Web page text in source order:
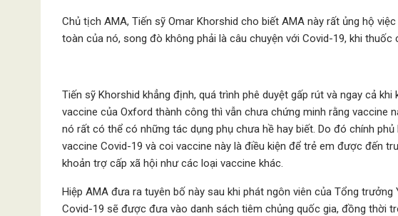
Chủ tịch AMA, Tiến sỹ Omar Khorshid cho biết AMA này rất ủng hộ
toàn của nó, song đò không phải là câu chuyện với Covid-19, khi
Tiến sỹ Khorshid khẳng định, quá trình phê duyệt gấp rút và ngay cả
vaccine của Oxford thành công thì vẫn chưa chứng minh rằng vaccine
nó rất có thể có những tác dụng phụ chưa hề hay biết. Do đó chính
vaccine Covid-19 và coi vaccine này là điều kiện để trẻ em được đến
khoản trợ cấp xã hội như các loại vaccine khác.
Hiệp AMA đưa ra tuyên bố này sau khi phát ngôn viên của Tổng
Covid-19 sẽ được đưa vào danh sách tiêm chủng quốc gia, đồng thời